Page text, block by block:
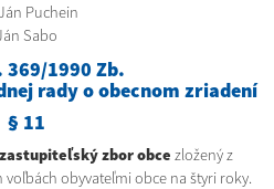
Puchein
Sabo
369/1990 Zb.
rady o obecnom zriadení
§ 11
zbor obce zložený z
obyvateľmi obce na štyri roky.